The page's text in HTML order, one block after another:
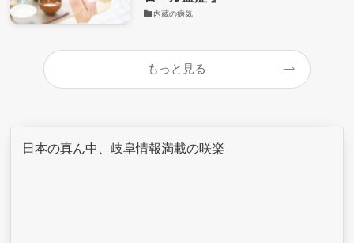
内蔵の病気
もっと見る
日本の真ん中、岐阜情報満載の咲楽